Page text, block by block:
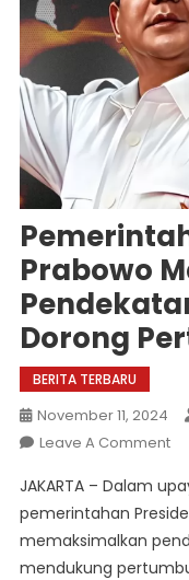
Prabowo
Dorong
BERITA TERBARU
November 11, 2024
Leave A CommentOn
JAKARTA – Dalam
pemerintahan
memaksimalkan
mendukung